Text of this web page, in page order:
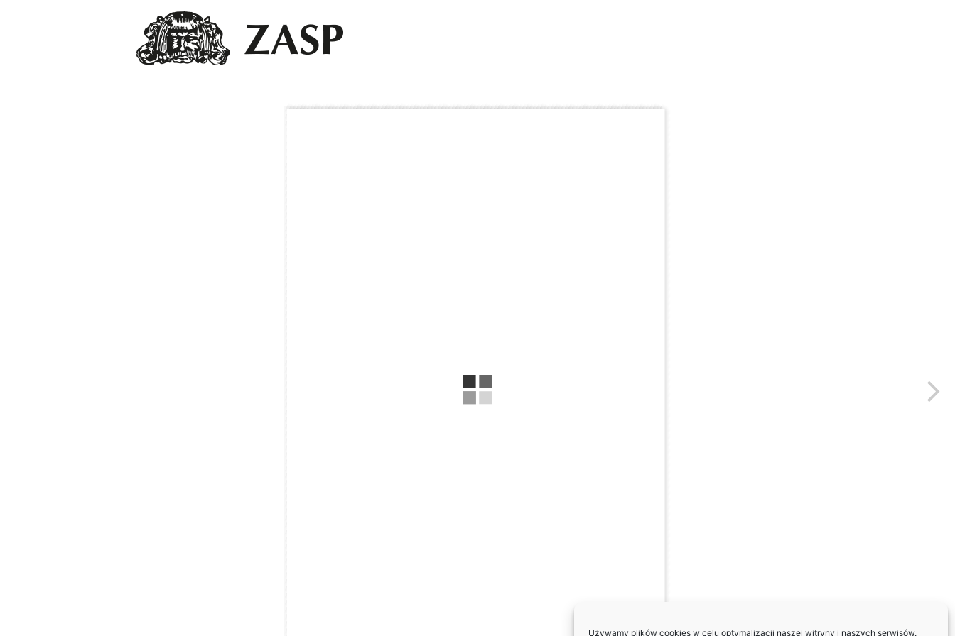
Używamy plików cookies w celu optymalizacji naszej witryny i naszych serwisów.